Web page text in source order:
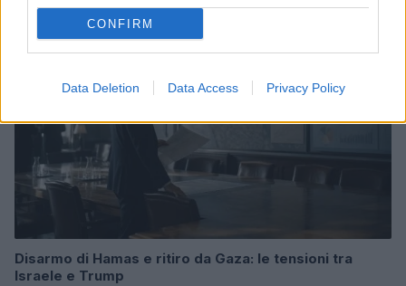
CONFIRM
Data Deletion Data Access Privacy Policy
FUTURE
Disarmo di Hamas e ritiro da Gaza: le tensioni tra
Israele e Trump